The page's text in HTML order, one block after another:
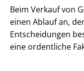
Beim Verkauf von
einen Ablauf an,
Entscheidungen
eine ordentliche